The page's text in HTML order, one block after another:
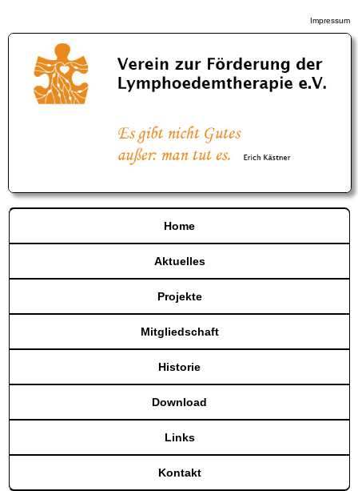
Impressum
Home
Aktuelles
Projekte
Mitgliedschaft
Historie
Download
Links
Kontakt